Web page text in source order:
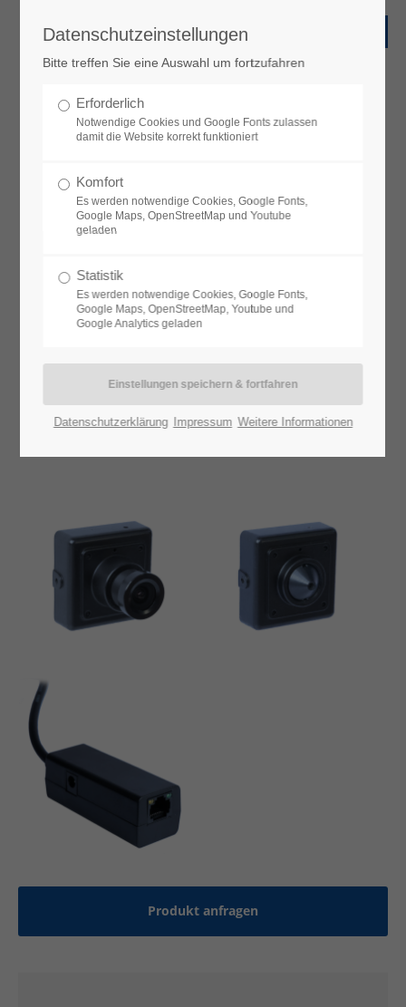
Produkt anfragen
Datenschutzeinstellungen
Bitte treffen Sie eine Auswahl um fortzufahren
Erforderlich
Notwendige Cookies und Google Fonts zulassen
damit die Website korrekt funktioniert
Komfort
Es werden notwendige Cookies, Google Fonts,
Google Maps, OpenStreetMap und Youtube
geladen
Statistik
Es werden notwendige Cookies, Google Fonts,
Google Maps, OpenStreetMap, Youtube und
Google Analytics geladen
Datenschutzerklärung Impressum Weitere Informationen